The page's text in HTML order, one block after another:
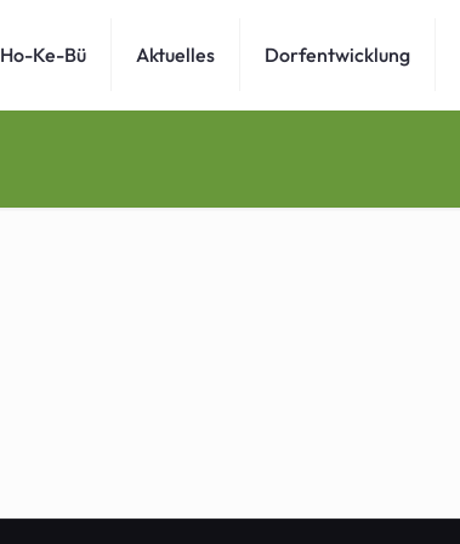
Ho-Ke-Bü Aktuelles Dorfentwicklung